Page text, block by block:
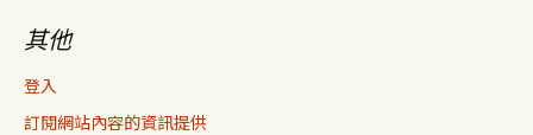
其他
登入
訂閱網站內容的資訊提供